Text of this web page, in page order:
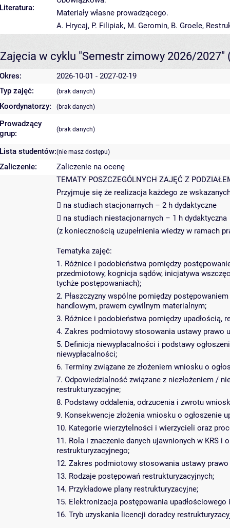
Literatura:
Materiały własne prowadzącego.
A. Hrycaj, P. Filipiak, M. Geromin, B. Groele,
Zajęcia w cyklu "Semestr zimowy 2026/2027"
Okres:
2026-10-01 - 2027-02-19
Typ zajęć:
(brak danych)
Koordynatorzy: (brak danych)
Prowadzący
grup:
(brak danych)
Lista studentów:(nie masz dostępu)
Zaliczenie: Zaliczenie na ocenę
TEMATY POSZCZEGÓLNYCH ZAJĘĆ Z
Przyjmuje się że realizacja każdego ze
 na studiach stacjonarnych – 2 h dydaktyczne
 na studiach niestacjonarnych – 1 h dydaktyczna
(z koniecznością uzupełnienia wiedzy w ramach
Tematyka zajęć:
1. Różnice i podobieństwa pomiędzy
przedmiotowy, kognicja sądów, inicjatywa
tychże postępowaniach);
2. Płaszczyzny wspólne pomiędzy
handlowym, prawem cywilnym materialnym;
3. Różnice i podobieństwa pomiędzy upadłością,
4. Zakres podmiotowy stosowania ustawy prawo
5. Definicja niewypłacalności i podstawy
niewypłacalności;
6. Terminy związane ze złożeniem wniosku o
7. Odpowiedzialność związane z niezłożeniem /
restrukturyzacyjne;
8. Podstawy oddalenia, odrzucenia i zwrotu
9. Konsekwencje złożenia wniosku o ogłoszenie
10. Kategorie wierzytelności i wierzycieli oraz
11. Rola i znaczenie danych ujawnionych w KRS
restrukturyzacyjnego;
12. Zakres podmiotowy stosowania ustawy
13. Rodzaje postępowań restrukturyzacyjnych;
14. Przykładowe plany restrukturyzacyjne;
15. Elektronizacja postępowania
16. Tryb uzyskania licencji doradcy